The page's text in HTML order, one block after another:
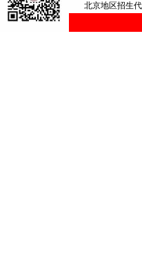
北京地区招生